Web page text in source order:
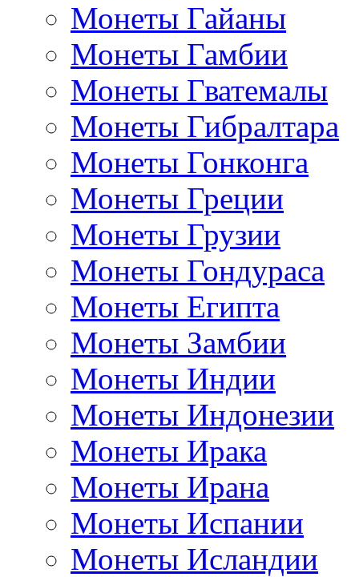
Монеты Гайаны
Монеты Гамбии
Монеты Гватемалы
Монеты Гибралтара
Монеты Гонконга
Монеты Греции
Монеты Грузии
Монеты Гондураса
Монеты Египта
Монеты Замбии
Монеты Индии
Монеты Индонезии
Монеты Ирака
Монеты Ирана
Монеты Испании
Монеты Исландии